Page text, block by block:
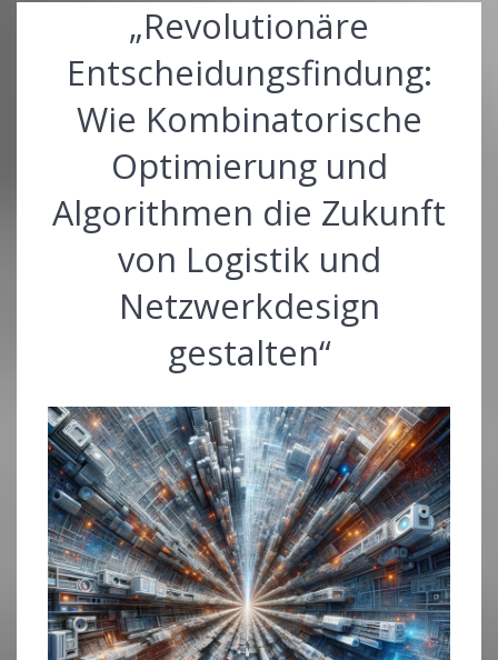
„Revolutionäre
Entscheidungsfindung:
Wie Kombinatorische
Optimierung und
Algorithmen die Zukunft
von Logistik und
Netzwerkdesign
gestalten“